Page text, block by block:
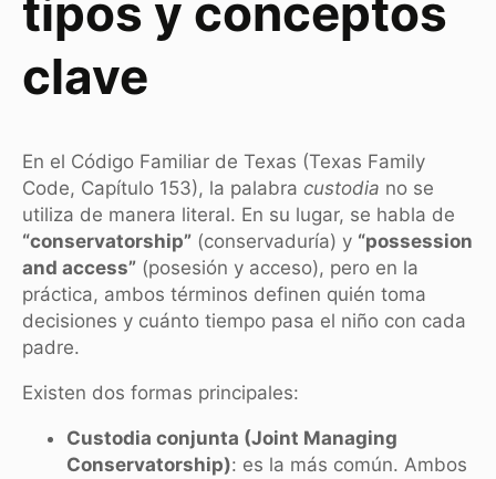
tipos y conceptos
clave
En el Código Familiar de Texas (Texas Family
Code, Capítulo 153), la palabra custodia no se
utiliza de manera literal. En su lugar, se habla de
“conservatorship” (conservaduría) y “possession
and access” (posesión y acceso), pero en la
práctica, ambos términos definen quién toma
decisiones y cuánto tiempo pasa el niño con cada
padre.
Existen dos formas principales:
Custodia conjunta (Joint Managing
Conservatorship): es la más común. Ambos